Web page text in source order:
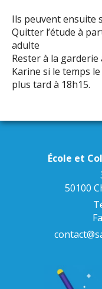
Ils peuvent ensuite
Quitter l’étude à
adulte
Rester à la garderie
Karine si le temps
plus tard à 18h15.
École et
50100